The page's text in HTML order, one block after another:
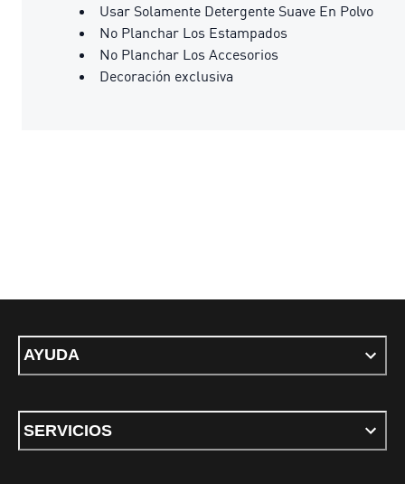
Usar Solamente Detergente Suave En Polvo
No Planchar Los Estampados
No Planchar Los Accesorios
Decoración exclusiva
AYUDA
SERVICIOS